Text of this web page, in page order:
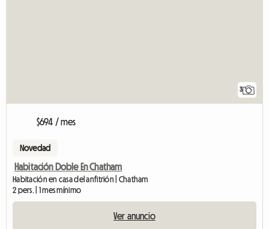
3
$694 / mes
Novedad
Habitación Doble En Chatham
Habitación en casa del anfitrión | Chatham
2 pers. | 1 mes mínimo
Ver anuncio